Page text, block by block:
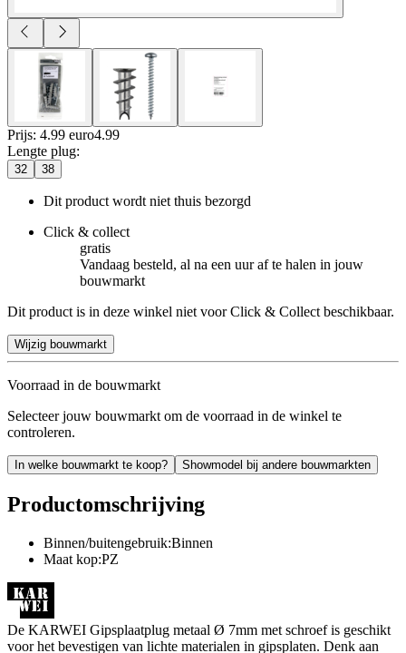
Prijs: 4.99 euro4.99
Lengte plug:
32 38
Dit product wordt niet thuis bezorgd
Click & collect
gratis
Vandaag besteld, al na een uur af te halen in jouw
bouwmarkt
Dit product is in deze winkel niet voor Click & Collect beschikbaar.
Wijzig bouwmarkt
Voorraad in de bouwmarkt
Selecteer jouw bouwmarkt om de voorraad in de winkel te
controleren.
In welke bouwmarkt te koop? Showmodel bij andere bouwmarkten
Productomschrijving
Binnen/buitengebruik:Binnen
Maat kop:PZ
De KARWEI Gipsplaatplug metaal Ø 7mm met schroef is geschikt
voor het bevestigen van lichte materialen in gipsplaten. Denk aan